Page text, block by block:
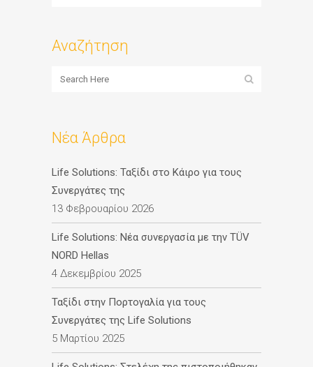
Αναζήτηση
Νέα Άρθρα
Life Solutions: Ταξίδι στο Κάιρο για τους
Συνεργάτες της
13 Φεβρουαρίου 2026
Life Solutions: Νέα συνεργασία με την TÜV
NORD Hellas
4 Δεκεμβρίου 2025
Ταξίδι στην Πορτογαλία για τους
Συνεργάτες της Life Solutions
5 Μαρτίου 2025